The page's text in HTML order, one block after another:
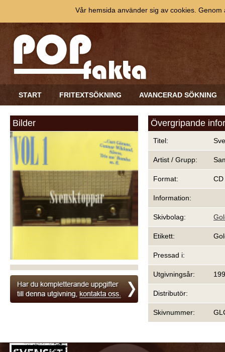
START FRITEXTSÖKNING AVANCERAD SÖKNING
Bilder Övergripande
Titel:
Artist / Grupp:
Format: CD
Information:
Skivbolag:
Etikett:
Pressad i:
Utgivningsår:
Distributör:
Skivnummer:
Vår hemsida använder sig av cookies.